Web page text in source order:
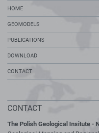
HOME
GEOMODELS
PUBLICATIONS
DOWNLOAD
CONTACT
CONTACT
The Polish Geological Insitute -